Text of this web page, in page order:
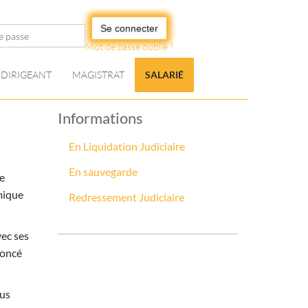
Se connecter
Mot de passe oublié ?
DIRIGEANT MAGISTRAT SALARIÉ
Informations
En Liquidation Judiciaire
En sauvegarde
Redressement Judiciaire
ses